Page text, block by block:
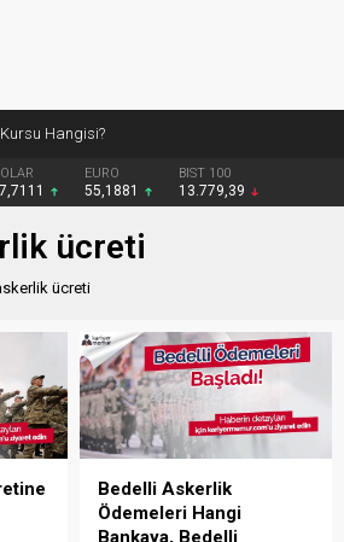
Kursu Hangisi?
EURO
55,1881
BIST 100
13.779,39
ücreti
ücreti
Bedelli Askerlik
Ödemeleri Hangi
Bankaya, Bedelli